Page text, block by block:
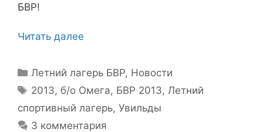
БВР!
Читать далее
Рубрики
Летний лагерь БВР, Новости
Метки
2013, б/о Омега, БВР 2013,Летний
спортивный лагерь, Увильды
3 комментария